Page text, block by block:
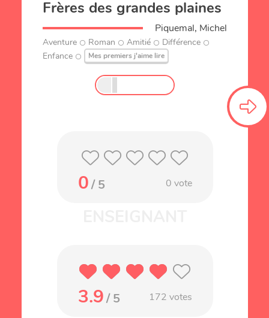
Frères des grandes plaines
Piquemal, Michel
Aventure Roman Amitié
Différence
Enfance
Mes premiers j'aime lire
0/ 5 0 vote
3.9/ 5 172 votes